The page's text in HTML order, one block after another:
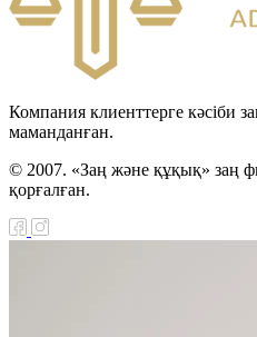
Компания клиенттерге кәсіби
маманданған.
© 2007. «Заң және құқық» заң
қорғалған.